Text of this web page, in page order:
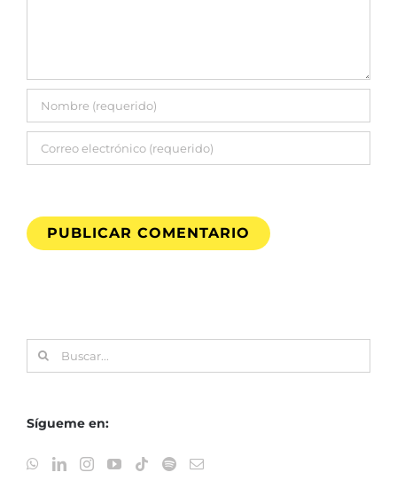
Buscar:
Sígueme en: